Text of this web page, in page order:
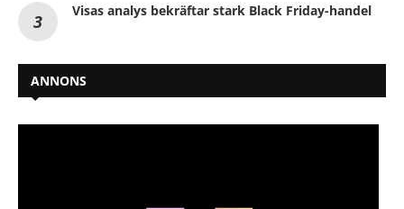
Visas analys bekräftar stark Black Friday-handel
ANNONS